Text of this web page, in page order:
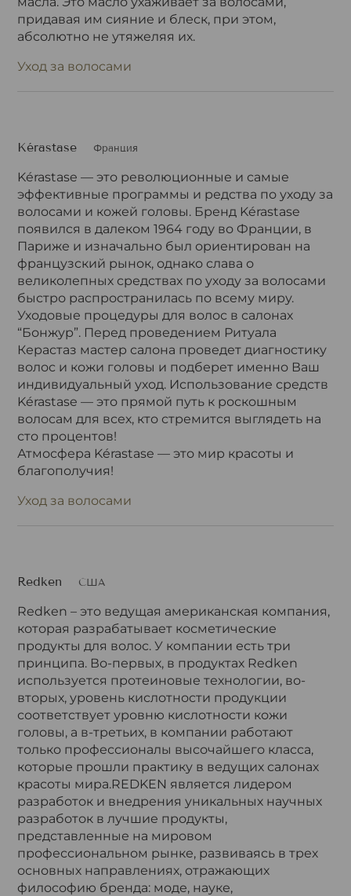
придавая им сияние и блеск, при этом,
абсолютно не утяжеляя их.
Уход за волосами
Kérastase Франция
Kérastase — это революционные и самые
эффективные программы и редства по уходу за
волосами и кожей головы. Бренд Kérastase
появился в далеком 1964 году во Франции, в
Париже и изначально был ориентирован на
французский рынок, однако слава о
великолепных средствах по уходу за волосами
быстро распространилась по всему миру.
Уходовые процедуры для волос в салонах
“Бонжур”. Перед проведением Ритуала
Керастаз мастер салона проведет диагностику
волос и кожи головы и подберет именно Ваш
индивидуальный уход. Использование средств
Kérastase — это прямой путь к роскошным
волосам для всех, кто стремится выглядеть на
сто процентов!
Атмосфера Kérastase — это мир красоты и
благополучия!
Уход за волосами
Redken США
Redken – это ведущая американская компания,
которая разрабатывает косметические
продукты для волос. У компании есть три
принципа. Во-первых, в продуктах Redken
используется протеиновые технологии, во-
вторых, уровень кислотности продукции
соответствует уровню кислотности кожи
головы, а в-третьих, в компании работают
только профессионалы высочайшего класса,
которые прошли практику в ведущих салонах
красоты мира.REDKEN является лидером
разработок и внедрения уникальных научных
разработок в лучшие продукты,
представленные на мировом
профессиональном рынке, развиваясь в трех
основных направлениях, отражающих
философию бренда: моде, науке,